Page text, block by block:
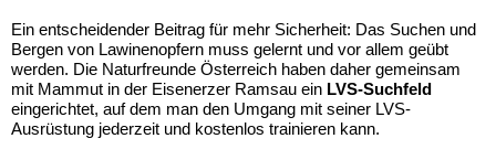
Ein entscheidender Beitrag für mehr Sicherheit: Das Suchen und
Bergen von Lawinenopfern muss gelernt und vor allem geübt
werden. Die Naturfreunde Österreich haben daher gemeinsam
mit Mammut in der Eisenerzer Ramsau ein LVS-Suchfeld
eingerichtet, auf dem man den Umgang mit seiner LVS-
Ausrüstung jederzeit und kostenlos trainieren kann.